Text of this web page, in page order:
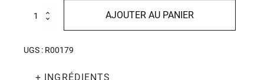
Distesi
Mano
AJOUTER AU PANIER
UGS : R00179
+ INGRÉDIENTS